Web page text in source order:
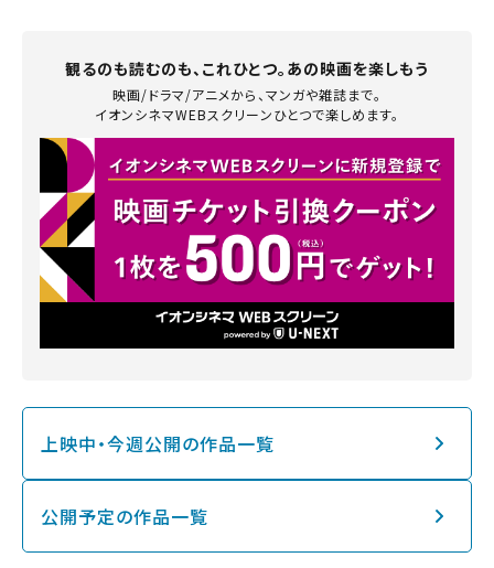
閉じる
観るのも読むのも、これひとつ。あの映画を楽しもう
映画/ドラマ/アニメから、マンガや雑誌まで。
イオンシネマWEBスクリーンひとつで楽しめます。
上映中・今週公開の作品一覧
公開予定の作品一覧